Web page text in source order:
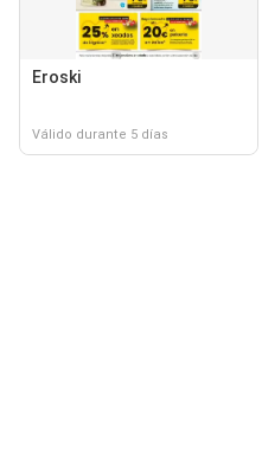
Eroski
Válido durante 5 días